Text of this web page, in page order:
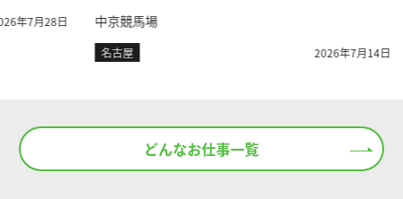
28日 中京競馬場
2026年7月14日 名
どんなお仕事一覧